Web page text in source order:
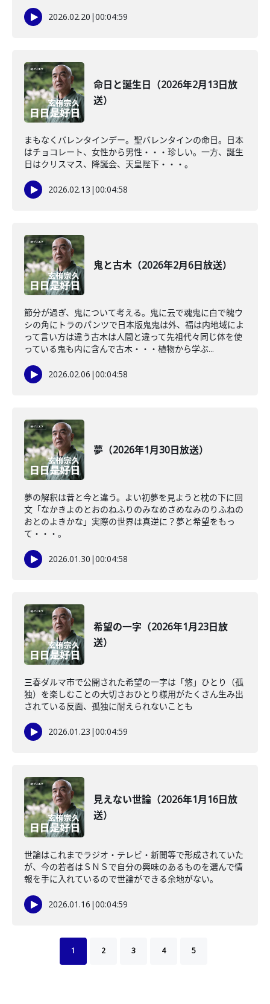
2026.02.20 |00:04:59
命日と誕生日（2026年2月13日放
送）
まもなくバレンタインデー。聖バレンタインの命日。日本
はチョコレート、女性から男性・・・珍しい。一方、誕生
日はクリスマス、降誕会、天皇陛下・・・。
2026.02.13 |00:04:58
鬼と古木（2026年2月6日放送）
節分が過ぎ、鬼について考える。鬼に云で魂鬼に白で魄ウ
シの角にトラのパンツで日本版鬼鬼は外、福は内地域によ
って言い方は違う古木は人間と違って先祖代々同じ体を使
っている鬼も内に含んで古木・・・植物から学ぶ...
2026.02.06 |00:04:58
夢（2026年1月30日放送）
夢の解釈は昔と今と違う。よい初夢を見ようと枕の下に回
文「なかきよのとおのねふりのみなめさめなみのりふねの
おとのよきかな」実際の世界は真逆に？夢と希望をもっ
て・・・。
2026.01.30 |00:04:58
希望の一字（2026年1月23日放
送）
三春ダルマ市で公開された希望の一字は「悠」ひとり（孤
独）を楽しむことの大切さおひとり様用がたくさん生み出
されている反面、孤独に耐えられないことも
2026.01.23 |00:04:59
見えない世論（2026年1月16日放
送）
世論はこれまでラジオ・テレビ・新聞等で形成されていた
が、今の若者はＳＮＳで自分の興味のあるものを選んで情
報を手に入れているので世論ができる余地がない。
2026.01.16 |00:04:59
1 2 3 4 5